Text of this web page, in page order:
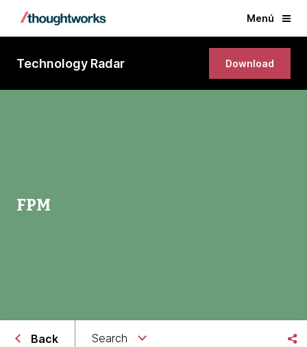
Menú
Technology Radar Download
FPM
Back Search